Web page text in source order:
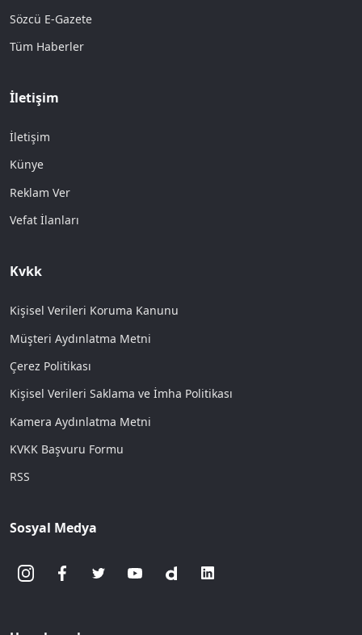
Sözcü E-Gazete
Tüm Haberler
İletişim
İletişim
Künye
Reklam Ver
Vefat İlanları
Kvkk
Kişisel Verileri Koruma Kanunu
Müşteri Aydınlatma Metni
Çerez Politikası
Kişisel Verileri Saklama ve İmha Politikası
Kamera Aydınlatma Metni
KVKK Başvuru Formu
RSS
Sosyal Medya